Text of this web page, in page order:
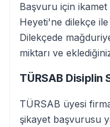
Başvuru için
Heyeti'ne dilekçe
Dilekçede
miktarı ve
TÜRSAB Disiplin
TÜRSAB üyesi
şikayet başvurusu